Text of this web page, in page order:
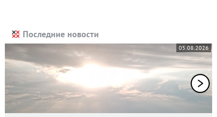
Последние новости
05.08.2026